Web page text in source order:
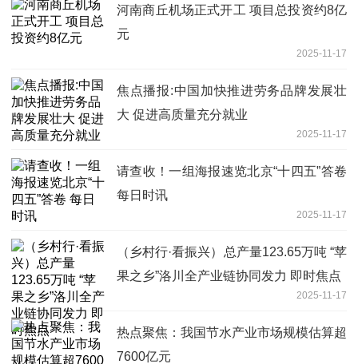
河南商丘机场正式开工 项目总投资约8亿
元
2025-11-17
焦点播报:中国加快推进劳务品牌发展壮
大 促进高质量充分就业
2025-11-17
请查收！一组海报速览北京“十四五”答卷
每日时讯
2025-11-17
（乡村行·看振兴）总产量123.65万吨 “苹
果之乡”洛川全产业链协同发力 即时焦点
2025-11-17
热点聚焦：我国节水产业市场规模估算超
7600亿元